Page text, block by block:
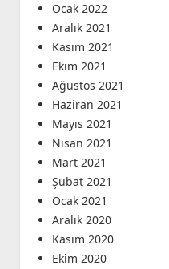
Ocak 2022
Aralık 2021
Kasım 2021
Ekim 2021
Ağustos 2021
Haziran 2021
Mayıs 2021
Nisan 2021
Mart 2021
Şubat 2021
Ocak 2021
Aralık 2020
Kasım 2020
Ekim 2020